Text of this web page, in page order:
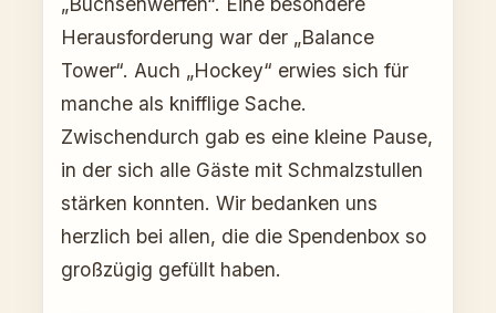
Herausforderung war der „Balance
Tower“. Auch „Hockey“ erwies sich für
manche als knifflige Sache.
Zwischendurch gab es eine kleine Pause,
in der sich alle Gäste mit Schmalzstullen
stärken konnten. Wir bedanken uns
herzlich bei allen, die die Spendenbox so
großzügig gefüllt haben.